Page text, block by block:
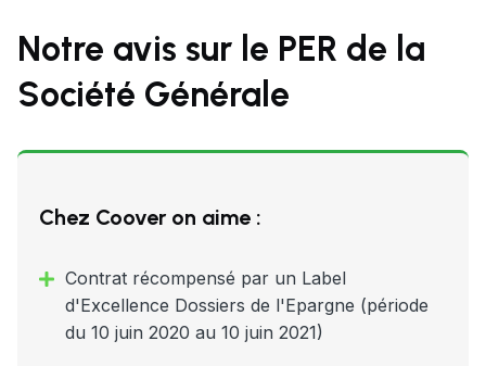
Notre avis sur le PER de la
Société Générale
Chez Coover on aime :
Contrat récompensé par un Label
d'Excellence Dossiers de l'Epargne (période
du 10 juin 2020 au 10 juin 2021)